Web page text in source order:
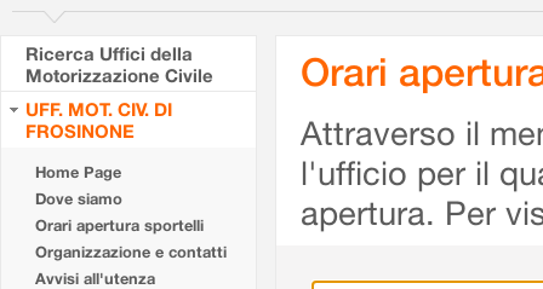
Ricerca Uffici della
Motorizzazione Civile
UFF. MOT. CIV. DI
FROSINONE
Home Page
Dove siamo
Orari apertura sportelli
Organizzazione e contatti
Avvisi all'utenza
Orari
Attraverso il
l'ufficio per il
apertura. Per